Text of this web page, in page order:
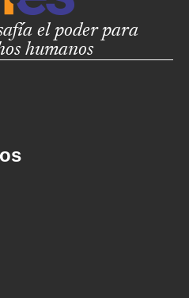
el poder para
humanos